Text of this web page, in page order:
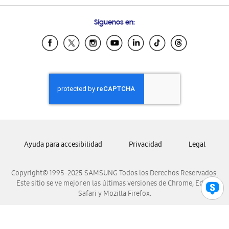
Samsung Ecuador
Samsung El Salvador
Samsung Honduras
Samsung Nicaragua
Samsung Panamá
Samsung Venezuela
Síguenos en:
Copyright© 1995-2025 SAMSUNG Todos los Derechos Reservados.
Este sitio se ve mejor en las últimas versiones de Chrome, Edge,
Safari y Mozilla Firefox.
Ayuda para accesibilidad Privacidad Legal